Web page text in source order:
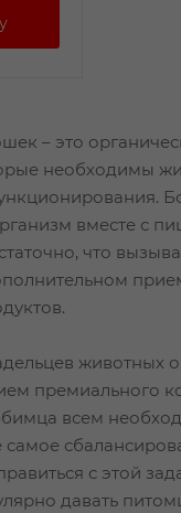
– это
необходимы
вместе с
что
животных
премиального
всем
с этой
давать